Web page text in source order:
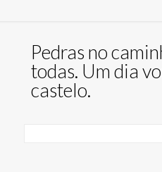
Pedras no
todas. Um dia
castelo.